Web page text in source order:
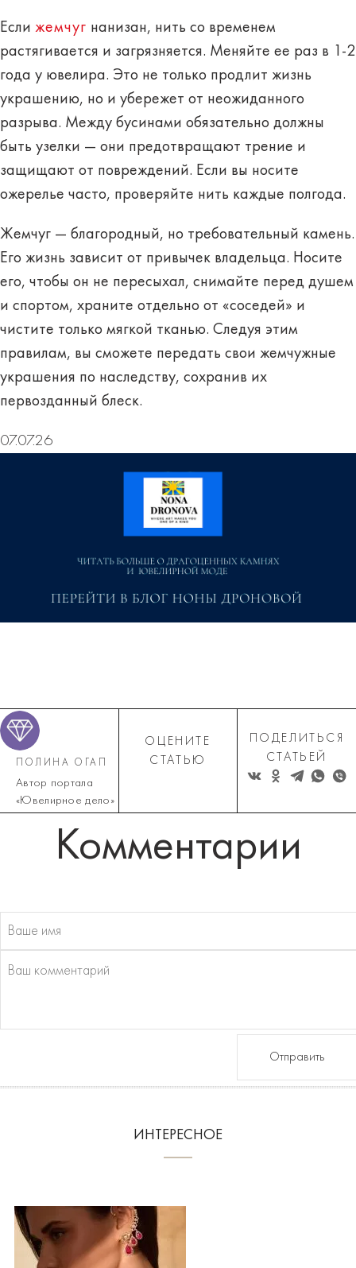
Если жемчуг нанизан, нить со временем
растягивается и загрязняется. Меняйте ее раз в 1-2
года у ювелира. Это не только продлит жизнь
украшению, но и убережет от неожиданного
разрыва. Между бусинами обязательно должны
быть узелки — они предотвращают трение и
защищают от повреждений. Если вы носите
ожерелье часто, проверяйте нить каждые полгода.
Жемчуг — благородный, но требовательный камень.
Его жизнь зависит от привычек владельца. Носите
его, чтобы он не пересыхал, снимайте перед душем
и спортом, храните отдельно от «соседей» и
чистите только мягкой тканью. Следуя этим
правилам, вы сможете передать свои жемчужные
украшения по наследству, сохранив их
первозданный блеск.
07.07.26
ПОЛИНА ОГАП
Автор портала
«Ювелирное дело»
ОЦЕНИТЕ
СТАТЬЮ
ПОДЕЛИТЬСЯ
СТАТЬЕЙ
Комментарии
Отправить
ИНТЕРЕСНОЕ